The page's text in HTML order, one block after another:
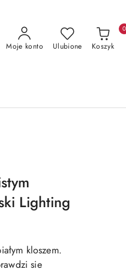
Moje konto Ulubione Koszyk
0
Lighting
kloszem.
sie